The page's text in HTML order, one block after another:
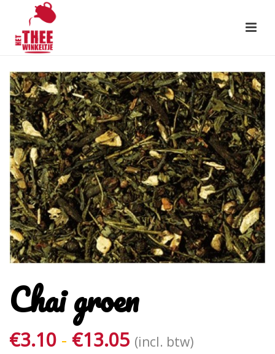
Chai groen
€3.10 - €13.05Prijsklasse:
(incl. btw)